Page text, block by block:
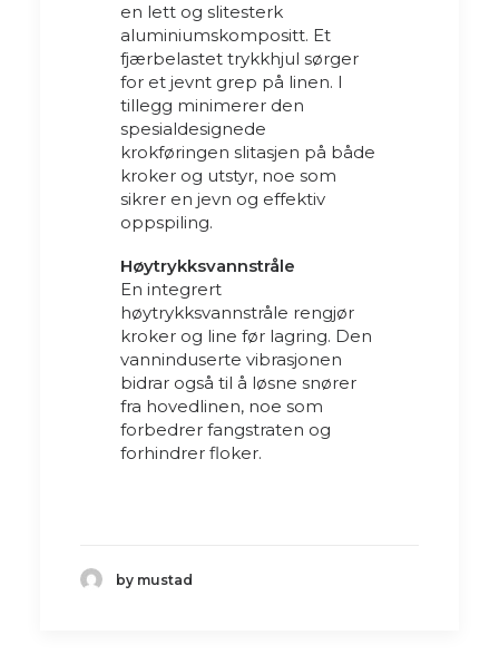
en lett og slitesterk
aluminiumskompositt. Et
fjærbelastet trykkhjul sørger
for et jevnt grep på linen. I
tillegg minimerer den
spesialdesignede
krokføringen slitasjen på både
kroker og utstyr, noe som
sikrer en jevn og effektiv
oppspiling.
Høytrykksvannstråle
En integrert
høytrykksvannstråle rengjør
kroker og line før lagring. Den
vanninduserte vibrasjonen
bidrar også til å løsne snører
fra hovedlinen, noe som
forbedrer fangstraten og
forhindrer floker.
by mustad